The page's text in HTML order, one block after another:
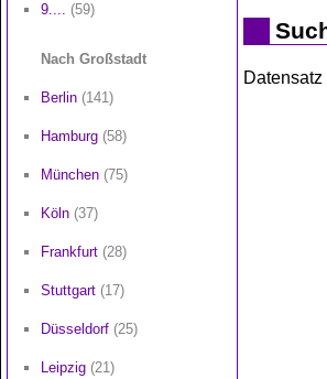
9.... (59)
Nach Großstadt
Berlin (141)
Hamburg (58)
München (75)
Köln (37)
Frankfurt (28)
Stuttgart (17)
Düsseldorf (25)
Leipzig (21)